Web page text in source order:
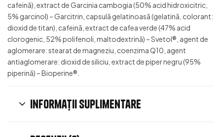
cafeină), extract de Garcinia cambogia (50% acid hidroxicitric,
5% garcinol) – Garcitrin, capsulă gelatinoasă (gelatină, colorant:
dioxid de titan), cafeină, extract de cafea verde (47% acid
clorogenic, 52% polifenoli, maltodextrină) – Svetol®, agent de
aglomerare: stearat de magneziu, coenzima Q10, agent
antiaglomerare: dioxid de siliciu, extract de piper negru (95%
piperină) – Bioperine®.
Informații suplimentare